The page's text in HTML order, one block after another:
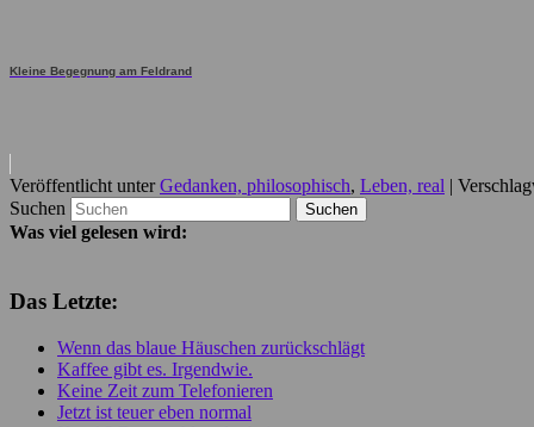
Kleine Begegnung am Feldrand
Veröffentlicht unter Gedanken, philosophisch, Leben, real |
Suchen
Was viel gelesen wird:
Das Letzte:
Wenn das blaue Häuschen zurückschlägt
Kaffee gibt es. Irgendwie.
Keine Zeit zum Telefonieren
Jetzt ist teuer eben normal